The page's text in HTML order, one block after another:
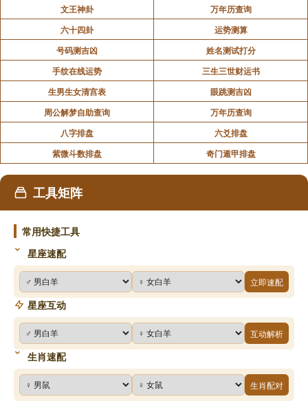
文王神卦
万年历查询
六十四卦
运势测算
号码测吉凶
姓名测试打分
手纹在线运势
三生三世财运书
生男生女清宫表
眼跳测吉凶
周公解梦自助查询
万年历查询
八字排盘
六爻排盘
紫微斗数排盘
奇门遁甲排盘
工具矩阵
常用快捷工具
星座速配
立即速配
星座互动
互动解析
生肖速配
生肖配对